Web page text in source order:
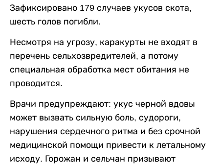
Зафиксировано 179 случаев укусов скота,
шесть голов погибли.
Несмотря на угрозу, каракурты не входят в
перечень сельхозвредителей, а потому
специальная обработка мест обитания не
проводится.
Врачи предупреждают: укус черной вдовы
может вызвать сильную боль, судороги,
нарушения сердечного ритма и без срочной
медицинской помощи привести к летальному
исходу. Горожан и сельчан призывают